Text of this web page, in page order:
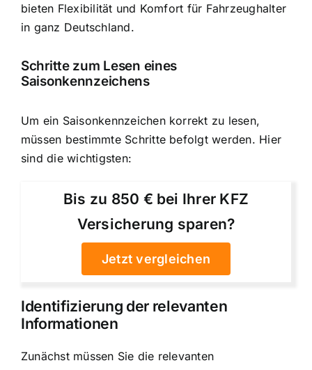
bieten Flexibilität und Komfort für Fahrzeughalter
in ganz Deutschland.
Schritte zum Lesen eines
Saisonkennzeichens
Um ein Saisonkennzeichen korrekt zu lesen,
müssen bestimmte Schritte befolgt werden. Hier
sind die wichtigsten:
Bis zu 850 € bei Ihrer KFZ
Versicherung sparen?
Jetzt vergleichen
Identifizierung der relevanten
Informationen
Zunächst müssen Sie die relevanten